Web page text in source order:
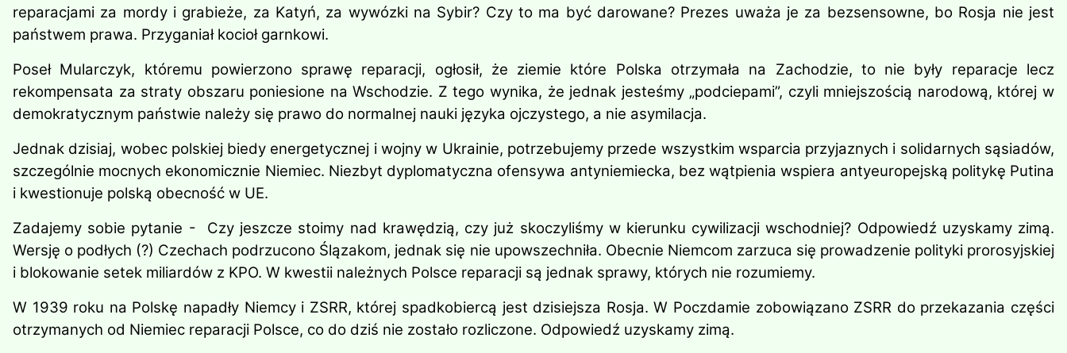
reparacjami za mordy i grabieże, za Katyń, za wywózki na Sybir? Czy to ma być darowane? Prezes uważa je za bezsensowne, bo Rosja nie jest
państwem prawa. Przyganiał kocioł garnkowi.
Poseł Mularczyk, któremu powierzono sprawę reparacji, ogłosił, że ziemie które Polska otrzymała na Zachodzie, to nie były reparacje lecz
rekompensata za straty obszaru poniesione na Wschodzie. Z tego wynika, że jednak jesteśmy „podciepami”, czyli mniejszością narodową, której w
demokratycznym państwie należy się prawo do normalnej nauki języka ojczystego, a nie asymilacja.
Jednak dzisiaj, wobec polskiej biedy energetycznej i wojny w Ukrainie, potrzebujemy przede wszystkim wsparcia przyjaznych i solidarnych sąsiadów,
szczególnie mocnych ekonomicznie Niemiec. Niezbyt dyplomatyczna ofensywa antyniemiecka, bez wątpienia wspiera antyeuropejską politykę Putina
i kwestionuje polską obecność w UE.
Zadajemy sobie pytanie - Czy jeszcze stoimy nad krawędzią, czy już skoczyliśmy w kierunku cywilizacji wschodniej? Odpowiedź uzyskamy zimą.
Wersję o podłych (?) Czechach podrzucono Ślązakom, jednak się nie upowszechniła. Obecnie Niemcom zarzuca się prowadzenie polityki prorosyjskiej
i blokowanie setek miliardów z KPO. W kwestii należnych Polsce reparacji są jednak sprawy, których nie rozumiemy.
W 1939 roku na Polskę napadły Niemcy i ZSRR, której spadkobiercą jest dzisiejsza Rosja. W Poczdamie zobowiązano ZSRR do przekazania części
otrzymanych od Niemiec reparacji Polsce, co do dziś nie zostało rozliczone. Odpowiedź uzyskamy zimą.